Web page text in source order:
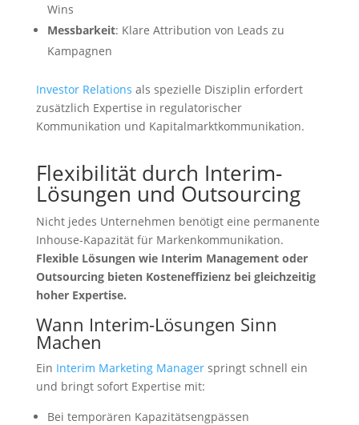
Wins
Messbarkeit: Klare Attribution von Leads zu
Kampagnen
Investor Relations als spezielle Disziplin erfordert
zusätzlich Expertise in regulatorischer
Kommunikation und Kapitalmarktkommunikation.
Flexibilität durch Interim-
Lösungen und Outsourcing
Nicht jedes Unternehmen benötigt eine permanente
Inhouse-Kapazität für Markenkommunikation.
Flexible Lösungen wie Interim Management oder
Outsourcing bieten Kosteneffizienz bei gleichzeitig
hoher Expertise.
Wann Interim-Lösungen Sinn
Machen
Ein Interim Marketing Managerspringt schnell ein
und bringt sofort Expertise mit:
Bei temporären Kapazitätsengpässen